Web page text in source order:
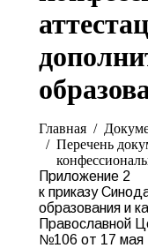
Главная
Перечень
Приложение 2
к приказу
образования и
Православной
№106 от 17 мая